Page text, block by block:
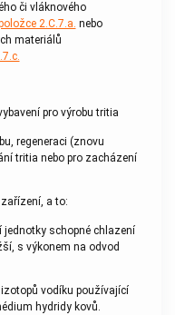
či vláknového
2.C.7.a. nebo
materiálů
pro výrobu tritia
regeneraci (znovu
tritia nebo pro zacházení
a to:
jednotky schopné chlazení
s výkonem na odvod
vodíku používající
hydridy kovů.